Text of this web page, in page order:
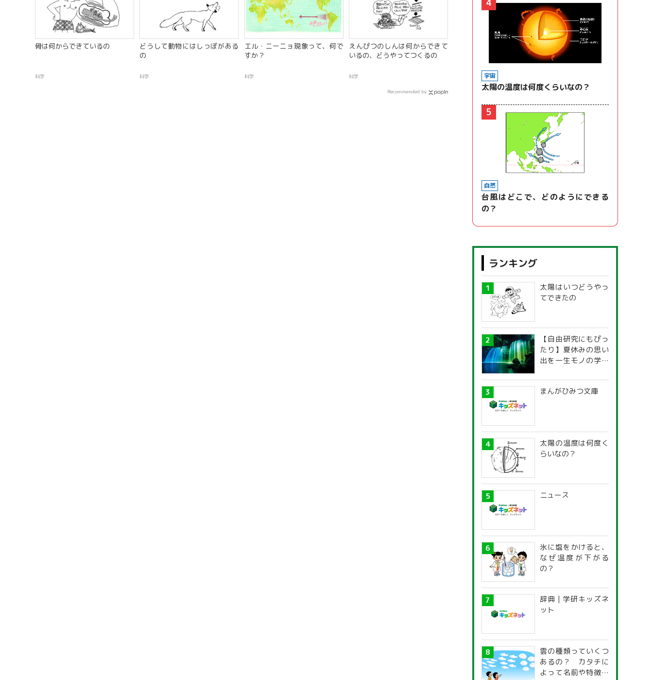
骨は何からできているの
科学
どうして動物にはしっぽがある
の
科学
エル・ニーニョ現象って、何で
すか？
科学
えんぴつのしんは何からできて
いるの、どうやってつくるの
科学
Recommended by
4
宇宙
太陽の温度は何度くらいなの？
5
自然
台風はどこで、どのようにできる
の？
ランキング
太陽はいつどうやっ
てできたの
【自由研究にもぴっ
たり】夏休みの思い
出を一生モノの学び
探究ガイド
まんがひみつ文庫
太陽の温度は何度く
らいなの？
ニュース
氷に塩をかけると、
なぜ温度が下がる
の？
辞典 | 学研キッズネ
ット
雲の種類っていくつ
あるの？ カタチに
よって名前や特徴が